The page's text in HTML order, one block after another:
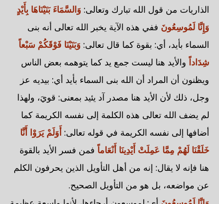
الذاريات من قول الله تبارك وتعالى: وَالسَّمَاءَ بَنَيْنَاهَا بِأَيْدٍ
وَإِنَّا لَمُوسِعُونَ ففي هذه الآية يخبر الله تعالى أنه بنى
السماء بأيد، أي: بقوة كما قال تعالى: وَبَنَيْنَا فَوْقَكُمْ سَبْعاً
شِدَاداً والأيد هنا ليست جمع يد كما يتوهمه بعض الناس
ويظنون أن المراد أن الله بنى السماء بأيد أي: بيديه عز
وجل، ذلك لأن الأيد هنا مصدر آد يئيد بمعنى: قويَ، ولهذا
لم يضف الله تعالى هذه الكلمة إلى نفسه الكريمة كما
أضافها إلى نفسه الكريمة في قوله تعالى: أَوَلَمْ يَرَوْا أَنَّا
خَلَقْنَا لَهُمْ مِمَّا عَمِلَتْ أَيْدِينَا أَنْعَاماً فمن فسر الأيد بالقوة
هنا فإنه لا يقال: إنه من أهل التأويل الذين يحرفون الكلم
عن مواضعه، بل هو من التأويل الصحيح.